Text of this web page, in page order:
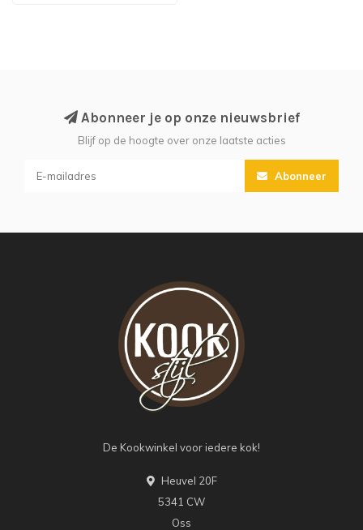
Abonneer je op onze nieuwsbrief
Blijf op de hoogte over onze laatste acties
Abonneer
De Kookwinkel voor iedere kok!
Heuvel 20F
5341 CW
Oss